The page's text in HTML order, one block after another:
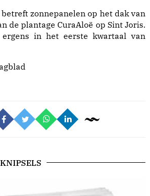
zonnepanelen op het dak van
de plantage CuraAloë op Sint Joris.
in het eerste kwartaal van